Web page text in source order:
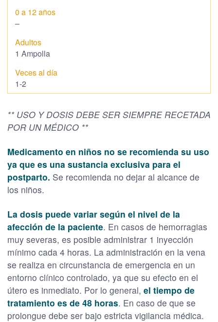
–
1 Ampolla
1-2
** USO Y DOSIS DEBE SER SIEMPRE RECETADA
POR UN MÉDICO **
Medicamento en niños no se recomienda su uso
ya que es una sustancia exclusiva para el
postparto. Se recomienda no dejar al alcance de
los niños.
La dosis puede variar según el nivel de la
afección de la paciente. En casos de hemorragias
muy severas, es posible administrar 1 inyección
mínimo cada 4 horas. La administración en la vena
se realiza en circunstancia de emergencia en un
entorno clínico controlado, ya que su efecto en el
útero es inmediato. Por lo general, el tiempo de
tratamiento es de 48 horas. En caso de que se
prolongue debe ser bajo estricta vigilancia médica.